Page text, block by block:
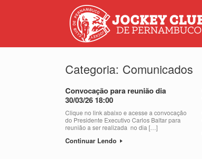
Categoria: Comunicados
Convocação para reunião dia
30/03/26 18:00
Clique no link abaixo e acesse a convocação
do Presidente Executivo Carlos Baltar para
reunião a ser realizada no dia […]
Continuar Lendo